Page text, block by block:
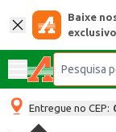
Baixe
Entregue no CEP: